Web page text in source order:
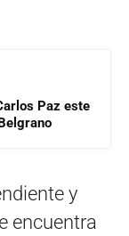
Paz este
y
encuentra